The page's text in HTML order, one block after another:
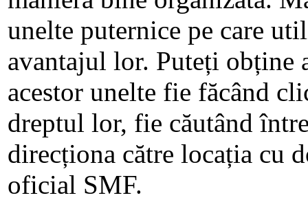
unelte puternice pe care
avantajul lor. Puteți obține
acestor unelte fie făcând
dreptul lor, fie căutând
direcționa către locația cu
oficial SMF.